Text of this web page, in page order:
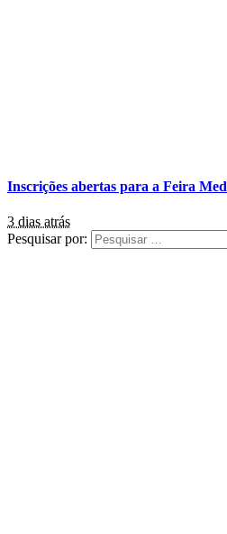
Inscrições abertas para a Feira
3 dias atrás
Pesquisar por: